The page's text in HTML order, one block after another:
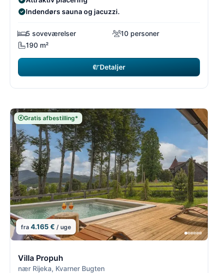
Indendørs sauna og jacuzzi.
5 soveværelser
10 personer
190 m²
Detaljer
Gratis afbestilling*
fra 4.165 € / uge
Villa Propuh
nær Rijeka, Kvarner Bugten